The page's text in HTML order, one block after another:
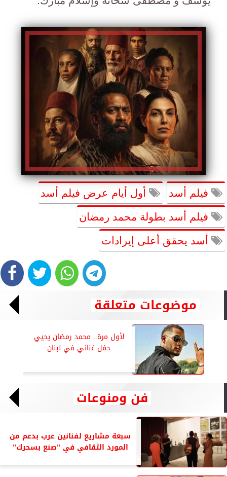
فيلم أسد أول أيام عرض فيلم أسد
فيلم أسد بطولة محمد رمضان
أسد يحقق أعلى إيرادات
موضوعات متعلقة
لأول مرة.. محمد رمضان يحيي
حفل غنائي في لبنان
فن ومنوعات
سبعة مشاريع لفنانين عرب بدعم من
المورد الثقافي في ”صنع بسحرك”